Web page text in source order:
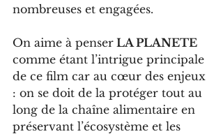
nombreuses et engagées.
On aime à penser LA PLANETE
comme étant l’intrigue principale
de ce film car au cœur des enjeux
: on se doit de la protéger tout au
long de la chaîne alimentaire en
préservant l’écosystème et les